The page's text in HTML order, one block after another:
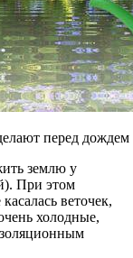
перед дождем
землю у
При этом
веточек,
холодные,